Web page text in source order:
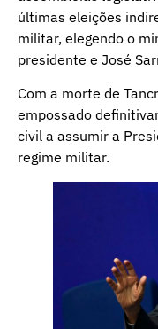
últimas eleições
militar, elegendo o
presidente e José
Com a morte de
empossado
civil a assumir a
regime militar.